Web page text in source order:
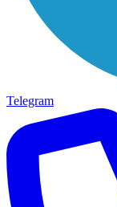
Telegram